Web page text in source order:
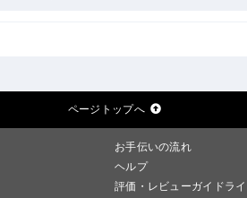
ページトップへ
お手伝いの流れ
ヘルプ
評価・レビューガイドラ